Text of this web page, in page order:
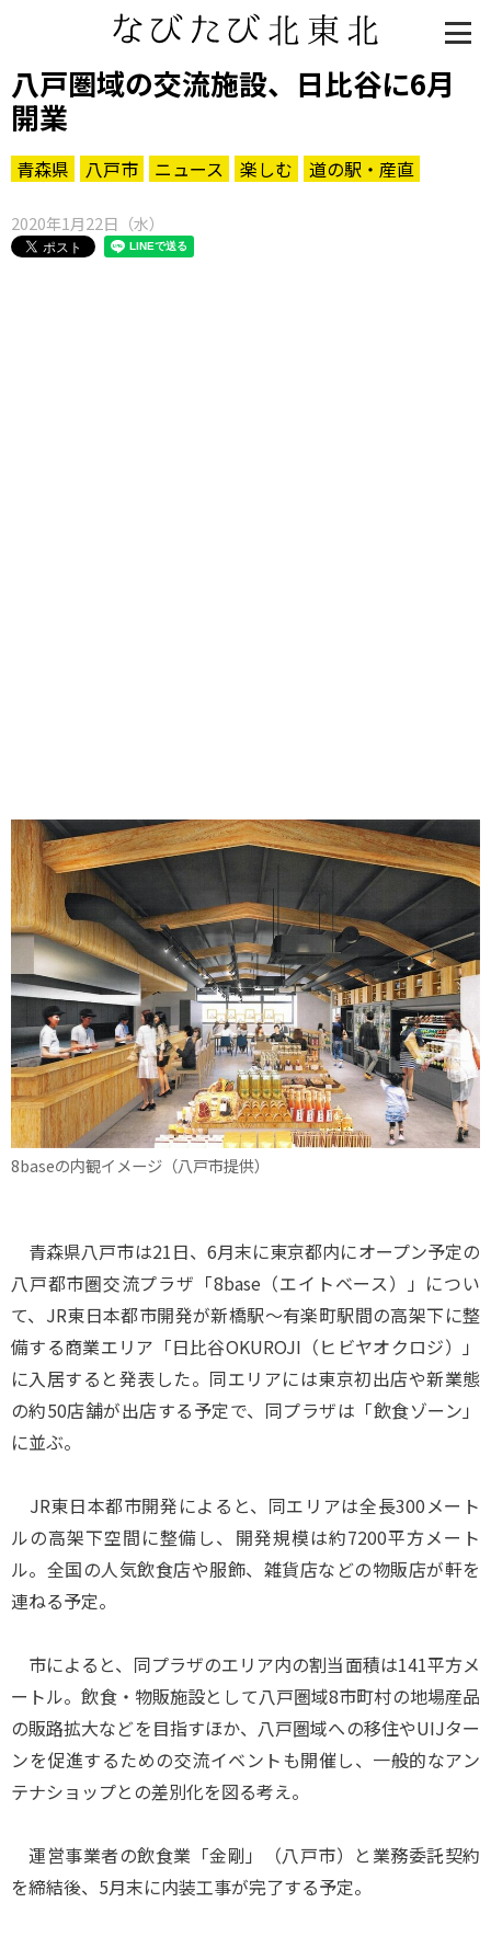
八戸圏域の交流施設、日比谷に6月
開業
青森県 八戸市 ニュース 楽しむ 道の駅・産直
2020年1月22日（水）
8baseの内観イメージ（八戸市提供）
青森県八戸市は21日、6月末に東京都内にオープン予定の
八戸都市圏交流プラザ「8base（エイトベース）」につい
て、JR東日本都市開発が新橋駅～有楽町駅間の高架下に整
備する商業エリア「日比谷OKUROJI（ヒビヤオクロジ）」
に入居すると発表した。同エリアには東京初出店や新業態
の約50店舗が出店する予定で、同プラザは「飲食ゾーン」
に並ぶ。
JR東日本都市開発によると、同エリアは全長300メート
ルの高架下空間に整備し、開発規模は約7200平方メート
ル。全国の人気飲食店や服飾、雑貨店などの物販店が軒を
連ねる予定。
市によると、同プラザのエリア内の割当面積は141平方メ
ートル。飲食・物販施設として八戸圏域8市町村の地場産品
の販路拡大などを目指すほか、八戸圏域への移住やUIJター
ンを促進するための交流イベントも開催し、一般的なアン
テナショップとの差別化を図る考え。
運営事業者の飲食業「金剛」（八戸市）と業務委託契約
を締結後、5月末に内装工事が完了する予定。